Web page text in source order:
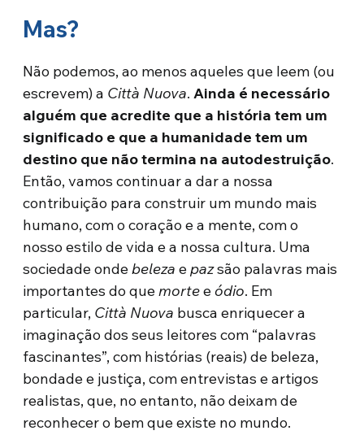
Mas?
Não podemos, ao menos aqueles que leem (ou
escrevem) a Città Nuova.Ainda é necessário
alguém que acredite que a história tem um
significado e que a humanidade tem um
destino que não termina na autodestruição.
Então, vamos continuar a dar a nossa
contribuição para construir um mundo mais
humano, com o coração e a mente, com o
nosso estilo de vida e a nossa cultura. Uma
sociedade ondebeleza epazsão palavras mais
importantes do quemorteeódio. Em
particular, Città Nuova busca enriquecer a
imaginação dos seus leitores com “palavras
fascinantes”, com histórias (reais) de beleza,
bondade e justiça, com entrevistas e artigos
realistas, que, no entanto, não deixam de
reconhecer o bem que existe no mundo.